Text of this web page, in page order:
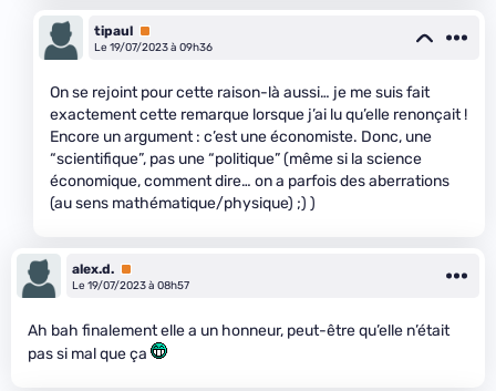
tipaul Premium
Le 19/07/2023 à 09h36
On se rejoint pour cette raison-là aussi… je me suis fait
exactement cette remarque lorsque j’ai lu qu’elle renonçait !
Encore un argument : c’est une économiste. Donc, une
“scientifique”, pas une “politique” (même si la science
économique, comment dire… on a parfois des aberrations
(au sens mathématique/physique) ;) )
alex.d. Premium
Le 19/07/2023 à 08h57
Ah bah finalement elle a un honneur, peut-être qu’elle n’était
pas si mal que ça